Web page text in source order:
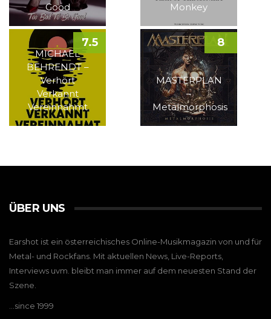
Good
Monkey
MICHAEL
BEHRENDT –
Verhört
Verkannt
Vereinnahmt
7.5
MASTERPLAN
–
Metalmorphosis
8
ÜBER UNS
Earshot ist ein österreichisches Online-Musikmagazin von und für
Metal- und Rockfans. Mit aktuellen News, Live-Reports,
Interviews uvm. bleibt man immer auf dem neuesten Stand der
Szene.
…since 1999